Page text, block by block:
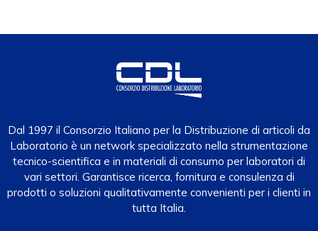
Dal 1997 il Consorzio Italiano per la Distribuzione di articoli da
Laboratorio è un network specializzato nella strumentazione
tecnico-scientifica e in materiali di consumo per laboratori di
vari settori. Garantisce ricerca, fornitura e consulenza di
prodotti o soluzioni qualitativamente convenienti per i clienti in
tutta Italia.